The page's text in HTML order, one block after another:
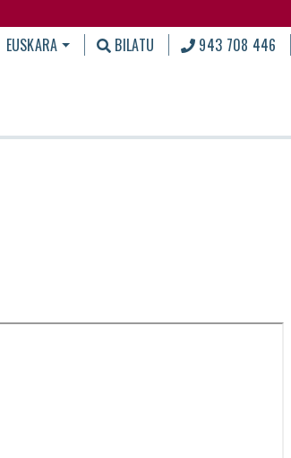
EUSKARA BILATU 943 708 446